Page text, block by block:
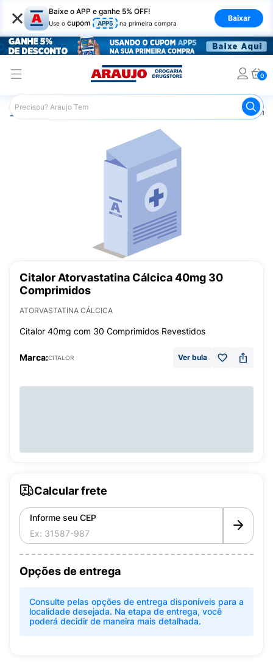
× Baixe o APP e ganhe 5% OFF!
Use o cupom APP5 na primeira compra
Baixar
0
Araujo Medicamentos
Citalor Atorvastatina Cálcica 40mg 30
Comprimidos
ATORVASTATINA CÁLCICA
Citalor 40mg com 30 Comprimidos Revestidos
Marca:CITALOR Ver bula
Calcular frete
Informe seu CEP
Opções de entrega
Consulte pelas opções de entrega disponíveis para a
localidade desejada. Na etapa de entrega, você
poderá decidir de maneira mais detalhada.